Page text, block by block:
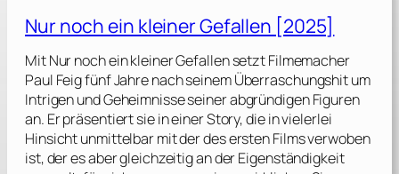
Nur noch ein kleiner Gefallen [2025]
Mit Nur noch ein kleiner Gefallen setzt Filmemacher
Paul Feig fünf Jahre nach seinem Überraschungshit um
Intrigen und Geheimnisse seiner abgründigen Figuren
an. Er präsentiert sie in einer Story, die in vielerlei
Hinsicht unmittelbar mit der des ersten Films verwoben
ist, der es aber gleichzeitig an der Eigenständigkeit